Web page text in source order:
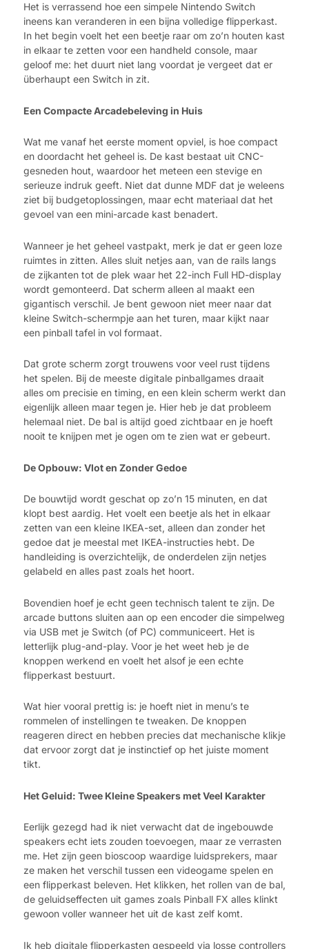
Het is verrassend hoe een simpele Nintendo Switch
ineens kan veranderen in een bijna volledige flipperkast.
In het begin voelt het een beetje raar om zo’n houten kast
in elkaar te zetten voor een handheld console, maar
geloof me: het duurt niet lang voordat je vergeet dat er
überhaupt een Switch in zit.
Een Compacte Arcadebeleving in Huis
Wat me vanaf het eerste moment opviel, is hoe compact
en doordacht het geheel is. De kast bestaat uit CNC-
gesneden hout, waardoor het meteen een stevige en
serieuze indruk geeft. Niet dat dunne MDF dat je weleens
ziet bij budgetoplossingen, maar echt materiaal dat het
gevoel van een mini-arcade kast benadert.
Wanneer je het geheel vastpakt, merk je dat er geen loze
ruimtes in zitten. Alles sluit netjes aan, van de rails langs
de zijkanten tot de plek waar het 22-inch Full HD-display
wordt gemonteerd. Dat scherm alleen al maakt een
gigantisch verschil. Je bent gewoon niet meer naar dat
kleine Switch-schermpje aan het turen, maar kijkt naar
een pinball tafel in vol formaat.
Dat grote scherm zorgt trouwens voor veel rust tijdens
het spelen. Bij de meeste digitale pinballgames draait
alles om precisie en timing, en een klein scherm werkt dan
eigenlijk alleen maar tegen je. Hier heb je dat probleem
helemaal niet. De bal is altijd goed zichtbaar en je hoeft
nooit te knijpen met je ogen om te zien wat er gebeurt.
De Opbouw: Vlot en Zonder Gedoe
De bouwtijd wordt geschat op zo’n 15 minuten, en dat
klopt best aardig. Het voelt een beetje als het in elkaar
zetten van een kleine IKEA-set, alleen dan zonder het
gedoe dat je meestal met IKEA-instructies hebt. De
handleiding is overzichtelijk, de onderdelen zijn netjes
gelabeld en alles past zoals het hoort.
Bovendien hoef je echt geen technisch talent te zijn. De
arcade buttons sluiten aan op een encoder die simpelweg
via USB met je Switch (of PC) communiceert. Het is
letterlijk plug-and-play. Voor je het weet heb je de
knoppen werkend en voelt het alsof je een echte
flipperkast bestuurt.
Wat hier vooral prettig is: je hoeft niet in menu’s te
rommelen of instellingen te tweaken. De knoppen
reageren direct en hebben precies dat mechanische klikje
dat ervoor zorgt dat je instinctief op het juiste moment
tikt.
Het Geluid: Twee Kleine Speakers met Veel Karakter
Eerlijk gezegd had ik niet verwacht dat de ingebouwde
speakers echt iets zouden toevoegen, maar ze verrasten
me. Het zijn geen bioscoop waardige luidsprekers, maar
ze maken het verschil tussen een videogame spelen en
een flipperkast beleven. Het klikken, het rollen van de bal,
de geluidseffecten uit games zoals Pinball FX alles klinkt
gewoon voller wanneer het uit de kast zelf komt.
Ik heb digitale flipperkasten gespeeld via losse controllers